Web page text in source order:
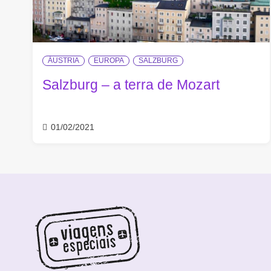
ÁUSTRIA EUROPA SALZBURG
Salzburg – a terra de Mozart
01/02/2021